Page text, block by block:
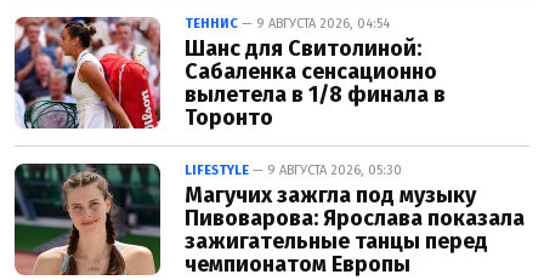
ТЕННИС — 9 АВГУСТА 2026, 04:54
Шанс для Свитолиной:
Сабаленка сенсационно
вылетела в 1/8 финала в
Торонто
LIFESTYLE — 9 АВГУСТА 2026, 05:30
Магучих зажгла под музыку
Пивоварова: Ярослава показала
зажигательные танцы перед
чемпионатом Европы